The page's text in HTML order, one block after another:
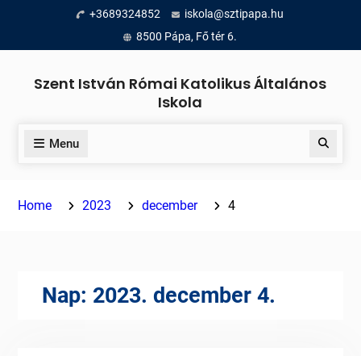
content
+3689324852
iskola@sztipapa.hu
8500 Pápa, Fő tér 6.
Szent István Római Katolikus Általános
Iskola
Menu Search
Home 2023 december 4
Nap: 2023. december 4.